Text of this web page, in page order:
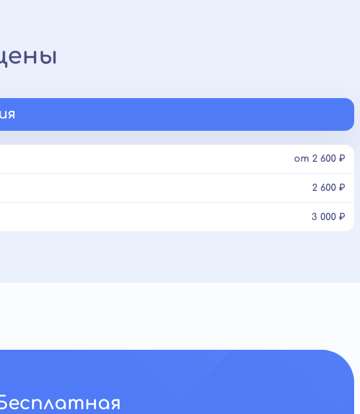
от 2 600 ₽
2 600 ₽
3 000 ₽